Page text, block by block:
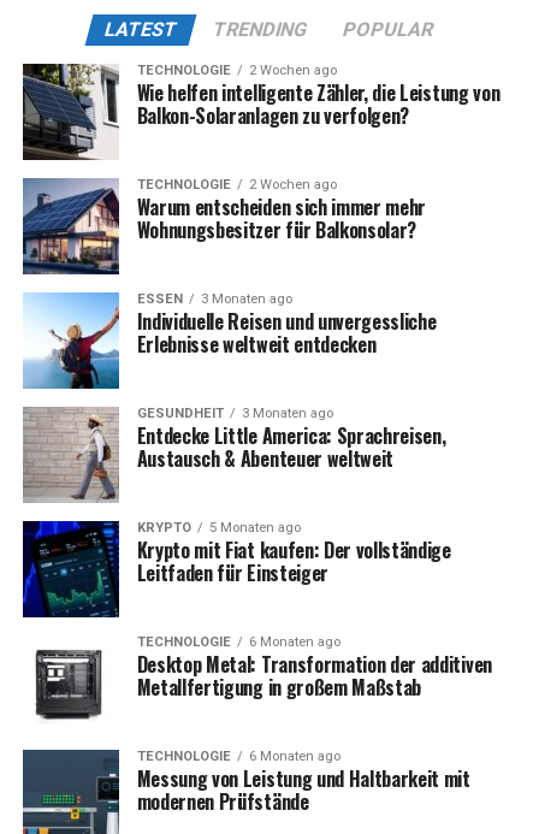
Geburtsort
Deutschland
Alter (Stand 2025)
33 Jahre
Beruf
Reality-TV-Star, Influencer,
Bekannt durch
Love Island, Kampf der
Realitystars
Sternzeichen
Beziehungsstatus
2025)
Kinder
1 Tochter mit Elena Miras
Eltern
eigene Abschnitte unten
Mike Heiter früher: Kindheit und
Jugend
Geboren und aufgewachsen in Essen, Nordrhein-
Westfalen, führte Mike Heiter ein relativ normales
Leben, bevor er ins Rampenlicht trat. Schon früh zeigte
er eine sportliche Begabung, insbesondere im Bereich
Fitness und Bodybuilding. In seiner Jugend träumte er
zunächst von einer Karriere im Sport oder im Bereich
Mode. Nach dem Schulabschluss begann er eine
Ausbildung im kaufmännischen Bereich, entschloss sich
LATEST TRENDING POPULAR
TECHNOLOGIE 2 Wochen ago
Wie helfen intelligente Zähler, die Leistung von
Balkon-Solaranlagen zu verfolgen?
TECHNOLOGIE 2 Wochen ago
Warum entscheiden sich immer mehr
Wohnungsbesitzer für Balkonsolar?
ESSEN 3 Monaten ago
Individuelle Reisen und unvergessliche
Erlebnisse weltweit entdecken
GESUNDHEIT 3 Monaten ago
Entdecke Little America: Sprachreisen,
Austausch & Abenteuer weltweit
KRYPTO 5 Monaten ago
Krypto mit Fiat kaufen: Der vollständige
Leitfaden für Einsteiger
TECHNOLOGIE 6 Monaten ago
Desktop Metal: Transformation der additiven
Metallfertigung in großem Maßstab
TECHNOLOGIE 6 Monaten ago
Messung von Leistung und Haltbarkeit mit
modernen Prüfstände